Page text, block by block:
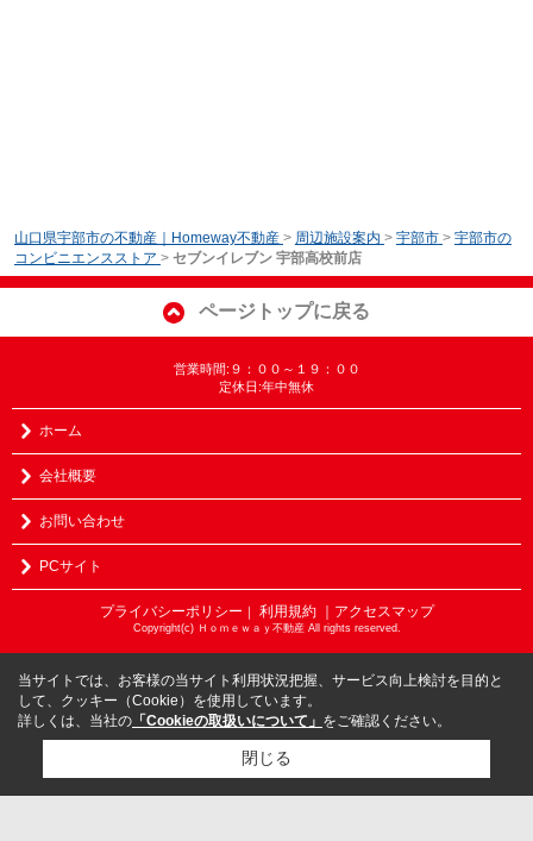
山口県宇部市の不動産｜Homeway不動産 > 周辺施設案内 > 宇部市 > 宇部市の
コンビニエンスストア > セブンイレブン 宇部高校前店
ページトップに戻る
営業時間:９：００～１９：００
定休日:年中無休
ホーム
会社概要
お問い合わせ
PCサイト
プライバシーポリシー ｜ 利用規約 ｜アクセスマップ
Copyright(c) Ｈｏｍｅｗａｙ不動産 All rights reserved.
当サイトでは、お客様の当サイト利用状況把握、サービス向上検討を目的と
して、クッキー（Cookie）を使用しています。
詳しくは、当社の 「Cookieの取扱いについて」 をご確認ください。
閉じる